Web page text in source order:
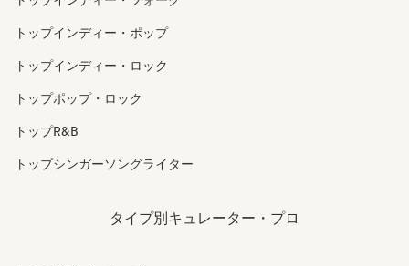
トップインディー・ポップ
トップインディー・ロック
トップポップ・ロック
トップR&B
トップシンガーソングライター
タイプ別キュレーター・プロ